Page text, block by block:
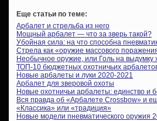
Еще статьи по теме:
Арбалет и стрельба из него
Мощный арбалет — что за зверь такой?
Убойная сила: на что способна
Стрела как «оружие массового
Необычное оружие, или Голь на выдумку
ТОП-10 бюджетных охотничьих
Новые арбалеты и луки 2020-2021
Арбалет для зверовой охоты
Новые охотничьи арбалеты: единство и
Вся правда об «Арбалете Crossbow» и
«Классика» или «традиция»
Новые модели пневматического оружия